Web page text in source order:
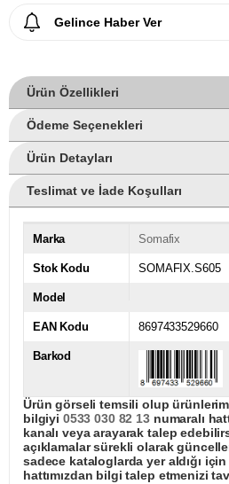
Gelince Haber Ver
Ürün Özellikleri
Ödeme Seçenekleri
Ürün Detayları
Teslimat ve İade Koşulları
Marka Somafix
Stok Kodu SOMAFIX.S605
Model
EAN Kodu 8697433529660
Barkod
Ürün görseli temsili olup
bilgiyi 0533 030 82 13numaralı
kanalı veya arayarak talep
açıklamalar sürekli olarak
sadece kataloglarda yer aldığı
hattımızdan bilgi talep etmenizi